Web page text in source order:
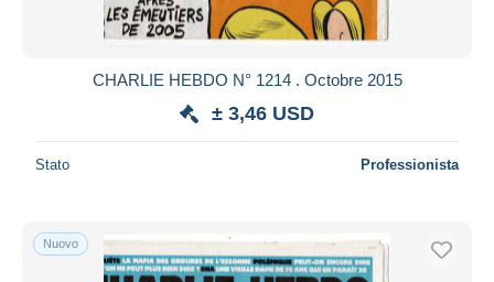
CHARLIE HEBDO N° 1214 . Octobre 2015
± 3,46 USD
Stato Professionista
Nuovo